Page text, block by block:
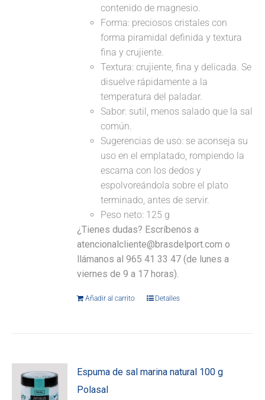
contenido de magnesio.
Forma: preciosos cristales con
forma piramidal definida y textura
fina y crujiente.
Textura: crujiente, fina y delicada. Se
disuelve rápidamente a la
temperatura del paladar.
Sabor: sutil, menos salado que la sal
común.
Sugerencias de uso: se aconseja su
uso en el emplatado, rompiendo la
escama con los dedos y
espolvoreándola sobre el plato
terminado, antes de servir.
Peso neto: 125 g
¿Tienes dudas? Escríbenos a
atencionalcliente@brasdelport.com o
llámanos al 965 41 33 47 (de lunes a
viernes de 9 a 17 horas).
Añadir al carrito Detalles
Espuma de sal marina natural 100 g
Polasal